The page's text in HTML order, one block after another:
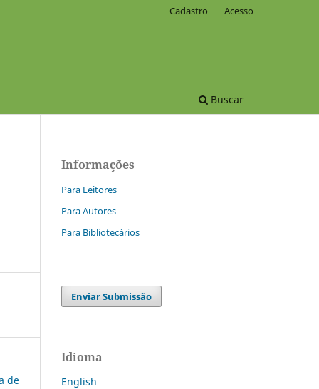
Buscar
Cadastro Acesso
de
Informações
Para Leitores
Para Autores
Para Bibliotecários
Enviar Submissão
Idioma
English